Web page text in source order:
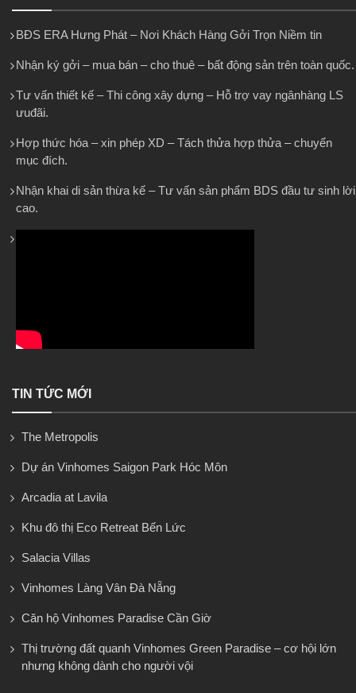
BĐS ERA Hưng Phát – Nơi Khách Hàng Gởi Trọn Niềm tin
Nhận ký gởi – mua bán – cho thuê – bất động sản trên toàn quốc.
Tư vấn thiết kế – Thi công xây dựng – Hỗ trợ vay ngânhàng LS
ưuđãi.
Hợp thức hóa – xin phép XD – Tách thửa hợp thửa – chuyển
mục đích.
Nhận khai di sản thừa kế – Tư vấn sản phẩm BDS đầu tư sinh lời
cao.
TIN TỨC MỚI
The Metropolis
Dự án Vinhomes Saigon Park Hóc Môn
Arcadia at Lavila
Khu đô thị Eco Retreat Bến Lức
Salacia Villas
Vinhomes Làng Vân Đà Nẵng
Căn hộ Vinhomes Paradise Cần Giờ
Thị trường đất quanh Vinhomes Green Paradise – cơ hội lớn
nhưng không dành cho người vội